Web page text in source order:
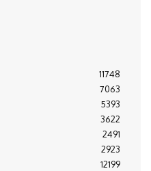
11748
7063
5393
3622
2491
2923
12199